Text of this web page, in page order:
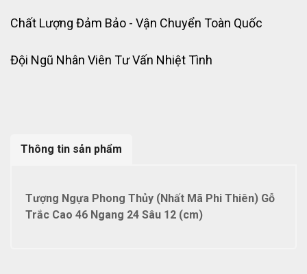
Chất Lượng Đảm Bảo - Vận Chuyển Toàn Quốc
Đội Ngũ Nhân Viên Tư Vấn Nhiệt Tình
Thông tin sản phẩm
Tượng Ngựa Phong Thủy (Nhất Mã Phi Thiên) Gỗ
Trắc Cao 46 Ngang 24 Sâu 12 (cm)